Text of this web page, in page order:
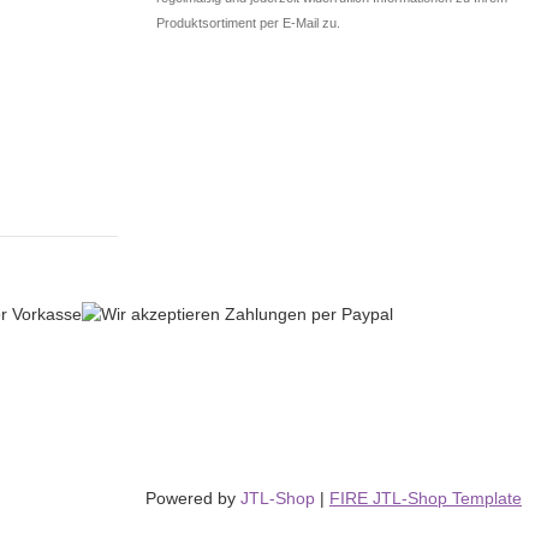
Produktsortiment per E-Mail zu.
Powered by JTL-Shop | FIRE JTL-Shop Template